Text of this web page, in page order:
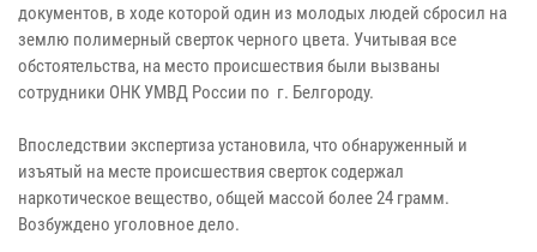
документов, в ходе которой один из молодых людей сбросил на
землю полимерный сверток черного цвета. Учитывая все
обстоятельства, на место происшествия были вызваны
сотрудники ОНК УМВД России по г. Белгороду.
Впоследствии экспертиза установила, что обнаруженный и
изъятый на месте происшествия сверток содержал
наркотическое вещество, общей массой более 24 грамм.
Возбуждено уголовное дело.